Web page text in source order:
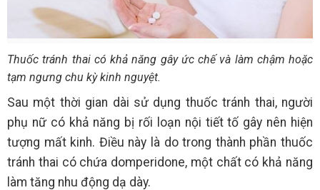
Thuốc tránh thai có khả năng gây ức chế và làm chậm hoặc
tạm ngưng chu kỳ kinh nguyệt.
Sau một thời gian dài sử dụng thuốc tránh thai, người
phụ nữ có khả năng bị rối loạn nội tiết tố gây nên hiện
tượng mất kinh. Điều này là do trong thành phần thuốc
tránh thai có chứa domperidone, một chất có khả năng
làm tăng nhu động dạ dày.